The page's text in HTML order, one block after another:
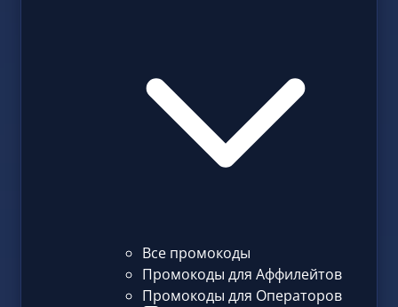
Все промокоды
Промокоды для Аффилейтов
Промокоды для Операторов